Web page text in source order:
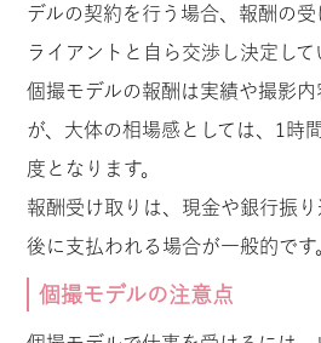
デルの契約を行う場合、報酬の
ライアントと自ら交渉し決定して
個撮モデルの報酬は実績や撮影
が、大体の相場感としては、1時
度となります。
報酬受け取りは、現金や銀行振
後に支払われる場合が一般的です
個撮モデルの注意点